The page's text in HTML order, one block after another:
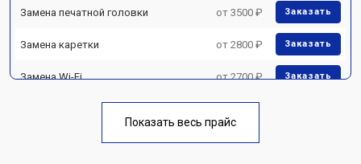
Замена печатной головки от 3500 ₽ Заказать
Замена каретки от 2800 ₽ Заказать
Замена Wi-Fi от 2700 ₽ Заказать
от 3500 ₽
Показать весь прайс